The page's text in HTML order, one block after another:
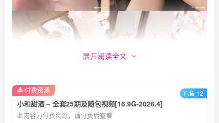
展开阅读全文
小和甜酒 – 全套25期及随包视频[16.9G-2026.4]
此内容为付费资源，请付费后查看
付费资源 已售 12